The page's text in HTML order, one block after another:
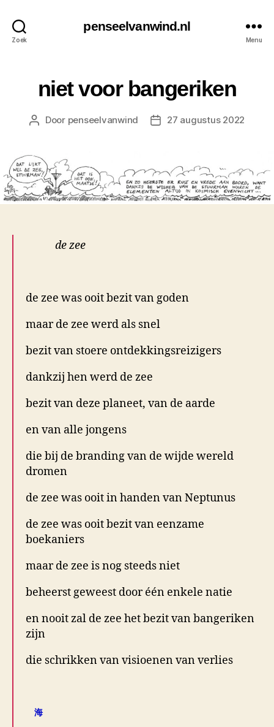
Zoek
penseelvanwind.nl
Menu
niet voor bangeriken
Berichtauteur
Door penseelvanwind Berichtdatum
27 augustus 2022
de zee
de zee was ooit bezit van goden
maar de zee werd als snel
bezit van stoere ontdekkingsreizigers
dankzij hen werd de zee
bezit van deze planeet, van de aarde
en van alle jongens
die bij de branding van de wijde wereld
dromen
de zee was ooit in handen van Neptunus
de zee was ooit bezit van eenzame
boekaniers
maar de zee is nog steeds niet
beheerst geweest door één enkele natie
en nooit zal de zee het bezit van bangeriken
zijn
die schrikken van visioenen van verlies
海